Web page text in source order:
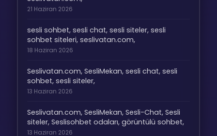
21 Haziran 2026
sesli sohbet, sesli chat, sesli siteler, sesli
sohbet siteleri, seslivatan.com,
18 Haziran 2026
Seslivatan.com, SesliMekan, sesli chat, sesli
sohbet, sesli siteler,
13 Haziran 2026
Seslivatan.com, SesliMekan, Sesli-Chat, Sesli
siteler, Seslisohbet odaları, görüntülü sohbet,
13 Haziran 2026